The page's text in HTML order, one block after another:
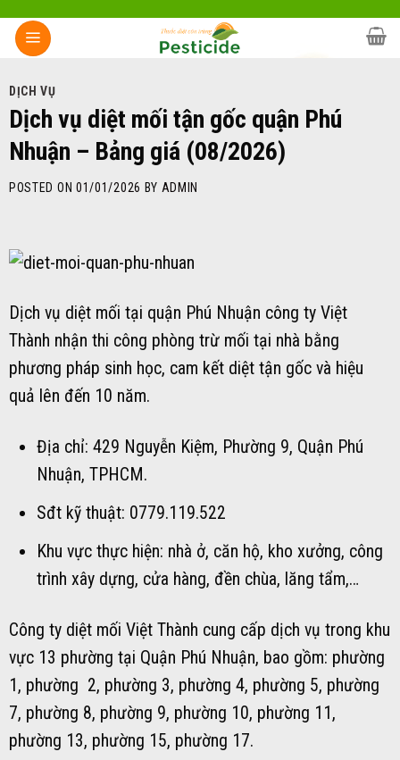
Skip
DỊCH VỤ
Dịch vụ diệt mối tận gốc quận Phú
Nhuận – Bảng giá (08/2026)
POSTED ON 01/01/2026 BY ADMIN
Dịch vụ diệt mối tại quận Phú Nhuận công ty Việt
Thành nhận thi công phòng trừ mối tại nhà bằng
phương pháp sinh học, cam kết diệt tận gốc và hiệu
quả lên đến 10 năm.
Địa chỉ: 429 Nguyễn Kiệm, Phường 9, Quận Phú
Nhuận, TPHCM.
Sđt kỹ thuật: 0779.119.522
Khu vực thực hiện: nhà ở, căn hộ, kho xưởng, công
trình xây dựng, cửa hàng, đền chùa, lăng tẩm,…
Công ty diệt mối Việt Thành cung cấp dịch vụ trong khu
vực 13 phường tại Quận Phú Nhuận, bao gồm: phường
1, phường 2, phường 3, phường 4, phường 5, phường
7, phường 8, phường 9, phường 10, phường 11,
phường 13, phường 15, phường 17.